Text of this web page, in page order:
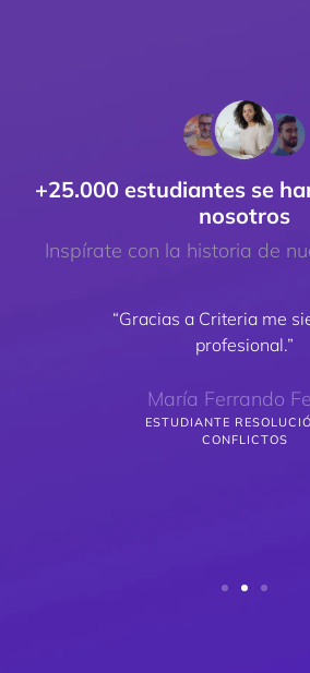
+25.000 estudiantes se
nosotros
Inspírate con la historia de
“Gracias a Criteria me
profesional.”
María Ferrando
ESTUDIANTE
CONFLICTOS